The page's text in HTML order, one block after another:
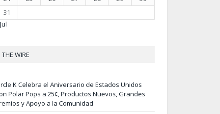
31
THE WIRE
K Celebra el Aniversario de Estados Unidos
Polar Pops a 25¢, Productos Nuevos, Grandes
y Apoyo a la Comunidad